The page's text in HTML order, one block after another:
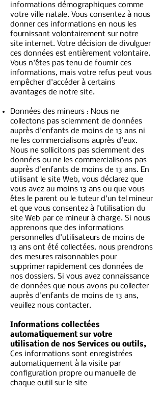
informations démographiques comme
votre ville natale. Vous consentez à nous
donner ces informations en nous les
fournissant volontairement sur notre
site internet. Votre décision de divulguer
ces données est entièrement volontaire.
Vous n'êtes pas tenu de fournir ces
informations, mais votre refus peut vous
empêcher d'accéder à certains
avantages de notre site.
Données des mineurs : Nous ne
collectons pas sciemment de données
auprès d'enfants de moins de 13 ans ni
ne les commercialisons auprès d'eux.
Nous ne sollicitons pas sciemment des
données ou ne les commercialisons pas
auprès d'enfants de moins de 13 ans. En
utilisant le site Web, vous déclarez que
vous avez au moins 13 ans ou que vous
êtes le parent ou le tuteur d'un tel mineur
et que vous consentez à l'utilisation du
site Web par ce mineur à charge. Si nous
apprenons que des informations
personnelles d'utilisateurs de moins de
13 ans ont été collectées, nous prendrons
des mesures raisonnables pour
supprimer rapidement ces données de
nos dossiers. Si vous avez connaissance
de données que nous avons pu collecter
auprès d'enfants de moins de 13 ans,
veuillez nous contacter.
Informations collectées
automatiquement sur votre
utilisation de nos Services ou outils,
Ces informations sont enregistrées
automatiquement à la visite par
configuration propre ou manuelle de
chaque outil sur le site